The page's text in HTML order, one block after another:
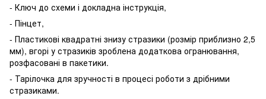
- Ключ до схеми і докладна інструкція,
- Пінцет,
- Пластикові квадратні знизу стразики (розмір приблизно 2,5
мм), вгорі у стразиків зроблена додаткова огранювання,
розфасовані в пакетики.
- Тарілочка для зручності в процесі роботи з дрібними
стразиками.